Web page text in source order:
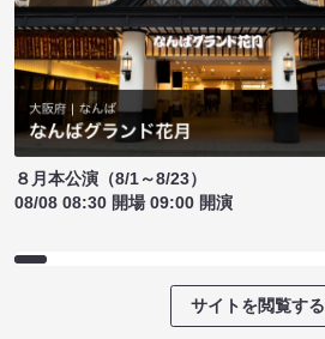
８月本公演（8/1～8/23）
08/08 08:30 開場 09:00 開演
サイトを閲覧する